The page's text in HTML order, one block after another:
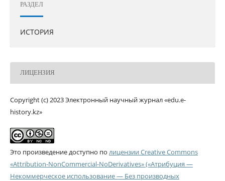
РАЗДЕЛ
ИСТОРИЯ
ЛИЦЕНЗИЯ
Copyright (c) 2023 Электронный научный журнал «edu.e-
history.kz»
Это произведение доступно по лицензии Creative Commons
«Attribution-NonCommercial-NoDerivatives» («Атрибуция —
Некоммерческое использование — Без производных